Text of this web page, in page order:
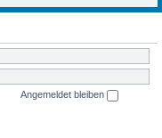
Angemeldet bleiben